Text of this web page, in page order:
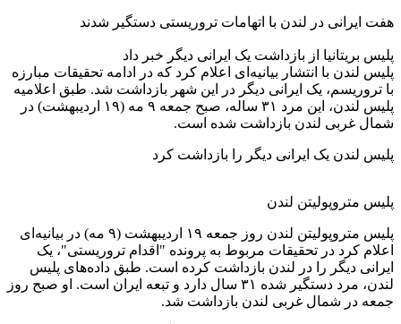
هفت ایرانی در لندن با اتهامات تروریستی دستگیر شدند
پلیس بریتانیا از بازداشت یک ایرانی دیگر خبر داد
پلیس لندن با انتشار بیانیه‌ای اعلام کرد که در ادامه تحقیقات مبارزه
با تروریسم، یک ایرانی دیگر در این شهر بازداشت شد. طبق اعلامیه
پلیس لندن، این مرد ۳۱ ساله، صبح جمعه ۹ مه (۱۹ اردیبهشت) در
شمال غربی لندن بازداشت شده است.
پلیس لندن یک ایرانی دیگر را بازداشت کرد
پلیس متروپولیتن لندن
پلیس متروپولیتن لندن روز جمعه ۱۹ اردیبهشت (۹ مه) در بیانیه‌ای
اعلام کرد در تحقیقات مربوط به پرونده "اقدام تروریستی"، یک
ایرانی دیگر را در لندن بازداشت کرده است. طبق داده‌های پلیس
لندن، مرد دستگیر شده ۳۱ سال دارد و تبعه ایران است. او صبح روز
جمعه در شمال غربی لندن بازداشت شد.